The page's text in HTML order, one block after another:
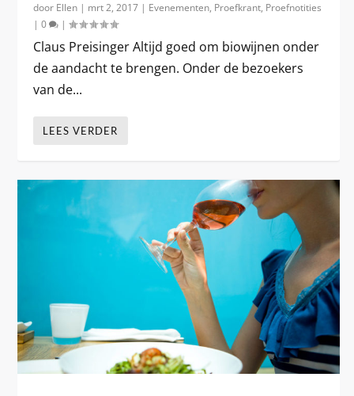
door Ellen | mrt 2, 2017 | Evenementen, Proefkrant, Proefnotities
|0 |
Claus Preisinger Altijd goed om biowijnen onder
de aandacht te brengen. Onder de bezoekers
van de...
LEES VERDER